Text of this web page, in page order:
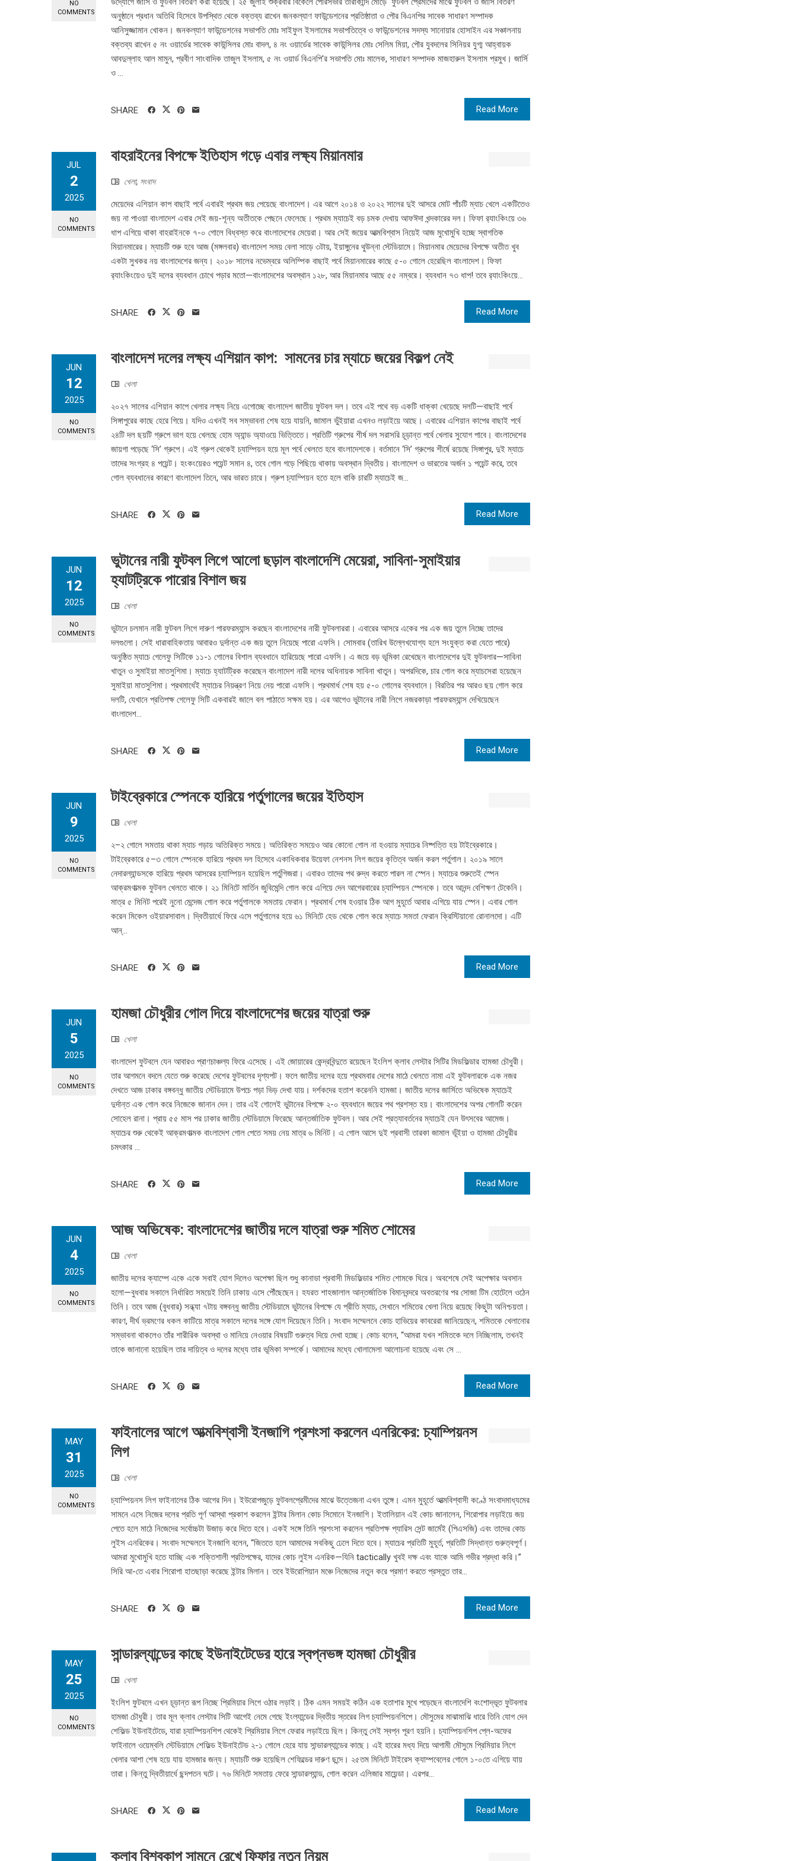
NO
COMMENTS
অনুষ্ঠানে প্রধান অতিথি হিসেবে উপস্থিত থেকে বক্তব্য রাখেন জনকল্যাণ ফাউন্ডেশনের প্রতিষ্ঠাতা ও পৌর বিএনপির সাবেক সাধারণ সম্পাদক
আনিসুজ্জামান খোকন। জনকল্যাণ ফাউন্ডেশনের সভাপতি মোঃ সাইফুল ইসলামের সভাপতিত্বে ও ফাউন্ডেশনের সদস্য সানোয়ার হোসাইন এর সঞ্চালনায়
বক্তব্য রাখেন ৫ নং ওয়ার্ডের সাবেক কাউন্সিলর মোঃ বাদল, ৪ নং ওয়ার্ডের সাবেক কাউন্সিলর মোঃ সেলিম মিয়া, পৌর যুবদলের সিনিয়র যুগ্ম আহ্বায়ক
আবদুল্লাহ আল মামুন, প্রবীণ সাংবাদিক তাজুল ইসলাম, ৫ নং ওয়ার্ড বিএনপি'র সভাপতি মোঃ মালেক, সাধারণ সম্পাদক মাজহারুল ইসলাম প্রমুখ। জার্সি
ও ...
Read More
SHARE
JUL
2
2025
NO
COMMENTS
বাহরাইনের বিপক্ষে ইতিহাস গড়ে এবার লক্ষ্য মিয়ানমার
খেলা, সংবাদ
মেয়েদের এশিয়ান কাপ বাছাই পর্বে এবারই প্রথম জয় পেয়েছে বাংলাদেশ। এর আগে ২০১৪ ও ২০২২ সালের দুই আসরে মোট পাঁচটি ম্যাচ খেলে একটিতেও
জয় না পাওয়া বাংলাদেশ এবার সেই জয়-শূন্য অতীতকে পেছনে ফেলেছে। প্রথম ম্যাচেই বড় চমক দেখায় আফঈদা খন্দকারের দল। ফিফা র‍্যাংকিংয়ে ৩৬
ধাপ এগিয়ে থাকা বাহরাইনকে ৭-০ গোলে বিধ্বস্ত করে বাংলাদেশের মেয়েরা। আর সেই জয়ের আত্মবিশ্বাস নিয়েই আজ মুখোমুখি হচ্ছে স্বাগতিক
মিয়ানমারের। ম্যাচটি শুরু হবে আজ (মঙ্গলবার) বাংলাদেশ সময় বেলা সাড়ে ৩টায়, ইয়াঙ্গুনের থুউন্না স্টেডিয়ামে। মিয়ানমার মেয়েদের বিপক্ষে অতীত খুব
একটা সুখকর নয় বাংলাদেশের জন্য। ২০১৮ সালের নভেম্বরে অলিম্পিক বাছাই পর্বে মিয়ানমারের কাছে ৫-০ গোলে হেরেছিল বাংলাদেশ। ফিফা
র‍্যাংকিংয়েও দুই দলের ব্যবধান চোখে পড়ার মতো—বাংলাদেশের অবস্থান ১২৮, আর মিয়ানমার আছে ৫৫ নম্বরে। ব্যবধান ৭৩ ধাপ! তবে র‍্যাংকিংয়ে...
Read More
SHARE
JUN
12
2025
NO
COMMENTS
বাংলাদেশ দলের লক্ষ্য এশিয়ান কাপ: সামনের চার ম্যাচে জয়ের বিকল্প নেই
খেলা
২০২৭ সালের এশিয়ান কাপে খেলার লক্ষ্য নিয়ে এগোচ্ছে বাংলাদেশ জাতীয় ফুটবল দল। তবে এই পথে বড় একটি ধাক্কা খেয়েছে দলটি—বাছাই পর্বে
সিঙ্গাপুরের কাছে হেরে গিয়ে। যদিও এখনই সব সম্ভাবনা শেষ হয়ে যায়নি, জামাল ভুঁইয়ারা এখনও লড়াইয়ে আছে। এবারের এশিয়ান কাপের বাছাই পর্বে
২৪টি দল ছয়টি গ্রুপে ভাগ হয়ে খেলছে হোম অ্যান্ড অ্যাওয়ে ভিত্তিতে। প্রতিটি গ্রুপের শীর্ষ দল সরাসরি চূড়ান্ত পর্বে খেলার সুযোগ পাবে। বাংলাদেশের
জায়গা পড়েছে ‘সি’ গ্রুপে। এই গ্রুপ থেকেই চ্যাম্পিয়ন হয়ে মূল পর্বে খেলতে হবে বাংলাদেশকে। বর্তমানে ‘সি’ গ্রুপের শীর্ষে রয়েছে সিঙ্গাপুর, দুই ম্যাচে
তাদের সংগ্রহ ৪ পয়েন্ট। হংকংয়েরও পয়েন্ট সমান ৪, তবে গোল গড়ে পিছিয়ে থাকায় অবস্থান দ্বিতীয়। বাংলাদেশ ও ভারতের অর্জন ১ পয়েন্ট করে, তবে
গোল ব্যবধানের কারণে বাংলাদেশ তিনে, আর ভারত চারে। গ্রুপ চ্যাম্পিয়ন হতে হলে বাকি চারটি ম্যাচেই জ...
Read More
SHARE
JUN
12
2025
NO
COMMENTS
ভুটানের নারী ফুটবল লিগে আলো ছড়াল বাংলাদেশি মেয়েরা, সাবিনা-সুমাইয়ার
হ্যাটট্রিকে পারোর বিশাল জয়
খেলা
ভুটানে চলমান নারী ফুটবল লিগে দারুণ পারফরম্যান্স করছেন বাংলাদেশের নারী ফুটবলাররা। এবারের আসরে একের পর এক জয় তুলে নিচ্ছে তাদের
দলগুলো। সেই ধারাবাহিকতায় আবারও দুর্দান্ত এক জয় তুলে নিয়েছে পারো এফসি। সোমবার (তারিখ উল্লেখযোগ্য হলে সংযুক্ত করা যেতে পারে)
অনুষ্ঠিত ম্যাচে গেলেফু সিটিকে ১১-১ গোলের বিশাল ব্যবধানে হারিয়েছে পারো এফসি। এ জয়ে বড় ভূমিকা রেখেছেন বাংলাদেশের দুই ফুটবলার—সাবিনা
খাতুন ও সুমাইয়া মাতসুশিমা। ম্যাচে হ্যাটট্রিক করেছেন বাংলাদেশ নারী দলের অধিনায়ক সাবিনা খাতুন। অপরদিকে, চার গোল করে ম্যাচসেরা হয়েছেন
সুমাইয়া মাতসুশিমা। প্রথমার্ধেই ম্যাচের নিয়ন্ত্রণ নিয়ে নেয় পারো এফসি। প্রথমার্ধ শেষ হয় ৫-০ গোলের ব্যবধানে। বিরতির পর আরও ছয় গোল করে
দলটি, যেখানে প্রতিপক্ষ গেলেফু সিটি একবারই জালে বল পাঠাতে সক্ষম হয়। এর আগেও ভুটানের নারী লিগে নজরকাড়া পারফরম্যান্স দেখিয়েছেন
বাংলাদেশ...
Read More
SHARE
JUN
9
2025
NO
COMMENTS
টাইব্রেকারে স্পেনকে হারিয়ে পর্তুগালের জয়ের ইতিহাস
খেলা
২–২ গোলে সমতায় থাকা ম্যাচ গড়ায় অতিরিক্ত সময়ে। অতিরিক্ত সময়েও আর কোনো গোল না হওয়ায় ম্যাচের নিষ্পত্তি হয় টাইব্রেকারে।
টাইব্রেকারে ৫–৩ গোলে স্পেনকে হারিয়ে প্রথম দল হিসেবে একাধিকবার উয়েফা নেশনস লিগ জয়ের কৃতিত্ব অর্জন করল পর্তুগাল। ২০১৯ সালে
নেদারল্যান্ডসকে হারিয়ে প্রথম আসরের চ্যাম্পিয়ন হয়েছিল পর্তুগিজরা। এবারও তাদের পথ রুদ্ধ করতে পারল না স্পেন। ম্যাচের শুরুতেই স্পেন
আক্রমণাত্মক ফুটবল খেলতে থাকে। ২১ মিনিটে মার্তিন জুবিমেন্দি গোল করে এগিয়ে দেন আগেরবারের চ্যাম্পিয়ন স্পেনকে। তবে আনন্দ বেশিক্ষণ টেকেনি।
মাত্র ৫ মিনিট পরেই নুনো মেন্দেজ গোল করে পর্তুগালকে সমতায় ফেরান। প্রথমার্ধ শেষ হওয়ার ঠিক আগ মুহূর্তে আবার এগিয়ে যায় স্পেন। এবার গোল
করেন মিকেল ওইয়ারসাবাল। দ্বিতীয়ার্ধে ফিরে এসে পর্তুগালের হয়ে ৬১ মিনিটে হেড থেকে গোল করে ম্যাচে সমতা ফেরান ক্রিস্টিয়ানো রোনালদো। এটি
আন্...
Read More
SHARE
JUN
5
2025
NO
COMMENTS
হামজা চৌধুরীর গোল দিয়ে বাংলাদেশের জয়ের যাত্রা শুরু
খেলা
বাংলাদেশ ফুটবলে যেন আবারও প্রাণচাঞ্চল্য ফিরে এসেছে। এই জোয়ারের কেন্দ্রবিন্দুতে রয়েছেন ইংলিশ ক্লাব লেস্টার সিটির মিডফিল্ডার হামজা চৌধুরী।
তার আগমনে বদলে যেতে শুরু করেছে দেশের ফুটবলের দৃশ্যপট। ফলে জাতীয় দলের হয়ে প্রথমবার দেশের মাঠে খেলতে নামা এই ফুটবলারকে এক নজর
দেখতে আজ ঢাকার বঙ্গবন্ধু জাতীয় স্টেডিয়ামে উপচে পড়া ভিড় দেখা যায়। দর্শকদের হতাশ করেননি হামজা। জাতীয় দলের জার্সিতে অভিষেক ম্যাচেই
দুর্দান্ত এক গোল করে নিজেকে জানান দেন। তার এই গোলেই ভুটানের বিপক্ষে ২-০ ব্যবধানে জয়ের পথ প্রশস্ত হয়। বাংলাদেশের অপর গোলটি করেন
সোহেল রানা। প্রায় ৫৫ মাস পর ঢাকার জাতীয় স্টেডিয়ামে ফিরেছে আন্তর্জাতিক ফুটবল। আর সেই প্রত্যাবর্তনের ম্যাচেই যেন উৎসবের আমেজ।
ম্যাচের শুরু থেকেই আক্রমণাত্মক বাংলাদেশ গোল পেতে সময় নেয় মাত্র ৬ মিনিট। এ গোল আসে দুই প্রবাসী তারকা জামাল ভূঁইয়া ও হামজা চৌধুরীর
চমৎকার ...
Read More
SHARE
JUN
4
2025
NO
COMMENTS
আজ অভিষেক: বাংলাদেশের জাতীয় দলে যাত্রা শুরু শমিত শোমের
খেলা
জাতীয় দলের ক্যাম্পে একে একে সবাই যোগ দিলেও অপেক্ষা ছিল শুধু কানাডা প্রবাসী মিডফিল্ডার শমিত শোমকে ঘিরে। অবশেষে সেই অপেক্ষার অবসান
হলো—বুধবার সকালে নির্ধারিত সময়েই তিনি ঢাকায় এসে পৌঁছেছেন। হযরত শাহজালাল আন্তর্জাতিক বিমানবন্দরে অবতরণের পর সোজা টিম হোটেলে ওঠেন
তিনি। তবে আজ (বুধবার) সন্ধ্যা ৭টায় বঙ্গবন্ধু জাতীয় স্টেডিয়ামে ভুটানের বিপক্ষে যে প্রীতি ম্যাচ, সেখানে শমিতের খেলা নিয়ে রয়েছে কিছুটা অনিশ্চয়তা।
কারণ, দীর্ঘ ভ্রমণের ধকল কাটিয়ে মাত্র সকালে দলের সঙ্গে যোগ দিয়েছেন তিনি। সংবাদ সম্মেলনে কোচ হাভিয়ের কাবরেরা জানিয়েছেন, শমিতকে খেলানোর
সম্ভাবনা থাকলেও তাঁর শারীরিক অবস্থা ও মানিয়ে নেওয়ার বিষয়টি গুরুত্ব দিয়ে দেখা হচ্ছে। কোচ বলেন, “আমরা যখন শমিতকে দলে নিচ্ছিলাম, তখনই
তাকে জানানো হয়েছিল তার দায়িত্ব ও দলের মধ্যে তার ভূমিকা সম্পর্কে। আমাদের মধ্যে খোলামেলা আলোচনা হয়েছে এবং সে ...
Read More
SHARE
MAY
31
2025
NO
COMMENTS
ফাইনালের আগে আত্মবিশ্বাসী ইনজাগি প্রশংসা করলেন এনরিকের: চ্যাম্পিয়নস
লিগ
খেলা
চ্যাম্পিয়নস লিগ ফাইনালের ঠিক আগের দিন। ইউরোপজুড়ে ফুটবলপ্রেমীদের মাঝে উত্তেজনা এখন তুঙ্গে। এমন মুহূর্তে আত্মবিশ্বাসী কণ্ঠে সংবাদমাধ্যমের
সামনে এসে নিজের দলের প্রতি পূর্ণ আস্থা প্রকাশ করলেন ইন্টার মিলান কোচ সিমোনে ইনজাগি। ইতালিয়ান এই কোচ জানালেন, শিরোপার লড়াইয়ে জয়
পেতে হলে মাঠে নিজেদের সর্বোচ্চটা উজাড় করে দিতে হবে। একই সঙ্গে তিনি প্রশংসা করলেন প্রতিপক্ষ প্যারিস সেন্ট জার্মেই (পিএসজি) এবং তাদের কোচ
লুইস এনরিকের। সংবাদ সম্মেলনে ইনজাগি বলেন, “জিততে হলে আমাদের সবকিছু ঢেলে দিতে হবে। ম্যাচের প্রতিটি মুহূর্ত, প্রতিটি সিদ্ধান্ত গুরুত্বপূর্ণ।
আমরা মুখোমুখি হতে যাচ্ছি এক শক্তিশালী প্রতিপক্ষের, যাদের কোচ লুইস এনরিক—যিনি tactically খুবই দক্ষ এবং যাকে আমি গভীর শ্রদ্ধা করি।”
সিরি আ-তে এবার শিরোপা হাতছাড়া করেছে ইন্টার মিলান। তবে ইউরোপিয়ান মঞ্চে নিজেদের নতুন করে প্রমাণ করতে প্রস্তুত তার...
Read More
SHARE
MAY
25
2025
NO
COMMENTS
সান্ডারল্যান্ডের কাছে ইউনাইটেডের হারে স্বপ্নভঙ্গ হামজা চৌধুরীর
খেলা
ইংলিশ ফুটবলে এখন চূড়ান্ত রূপ নিচ্ছে প্রিমিয়ার লিগে ওঠার লড়াই। ঠিক এমন সময়ই কঠিন এক হতাশার মুখে পড়েছেন বাংলাদেশি বংশোদ্ভূত ফুটবলার
হামজা চৌধুরী। তার মূল ক্লাব লেস্টার সিটি আগেই নেমে গেছে ইংল্যান্ডের দ্বিতীয় স্তরের লিগ চ্যাম্পিয়নশিপে। মৌসুমের মাঝামাঝি ধারে তিনি যোগ দেন
শেফিল্ড ইউনাইটেডে, যারা চ্যাম্পিয়নশিপ থেকেই প্রিমিয়ার লিগে ফেরার লড়াইয়ে ছিল। কিন্তু সেই স্বপ্ন পূরণ হয়নি। চ্যাম্পিয়নশিপ প্লে-অফের
ফাইনালে ওয়েম্বলি স্টেডিয়ামে শেফিল্ড ইউনাইটেড ২-১ গোলে হেরে যায় সান্ডারল্যান্ডের কাছে। এই হারের মধ্য দিয়ে আগামী মৌসুমে প্রিমিয়ার লিগে
খেলার আশা শেষ হয়ে যায় হামজার জন্য। ম্যাচটি শুরু হয়েছিল শেফিল্ডের দারুণ ছন্দে। ২৫তম মিনিটে টাইরেস ক্যাম্পবেলের গোলে ১-০তে এগিয়ে যায়
তারা। কিন্তু দ্বিতীয়ার্ধে ছন্দপতন ঘটে। ৭৬ মিনিটে সমতায় ফেরে সান্ডারল্যান্ড, গোল করেন এলিজার মায়েন্ডা। এরপর...
Read More
SHARE
ক্লাব বিশ্বকাপ সামনে রেখে ফিফার নতুন নিয়ম